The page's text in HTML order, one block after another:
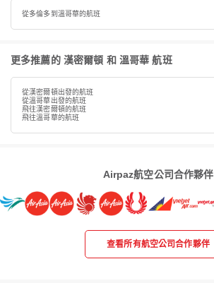
從多倫多到溫哥華的航班
更多推薦的 漢密爾頓 和 溫哥華 航班
從漢密爾頓出發的航班
從溫哥華出發的航班
飛往漢密爾頓的航班
飛往溫哥華的航班
Airpaz航空公司合作夥伴
查看所有航空公司合作夥伴